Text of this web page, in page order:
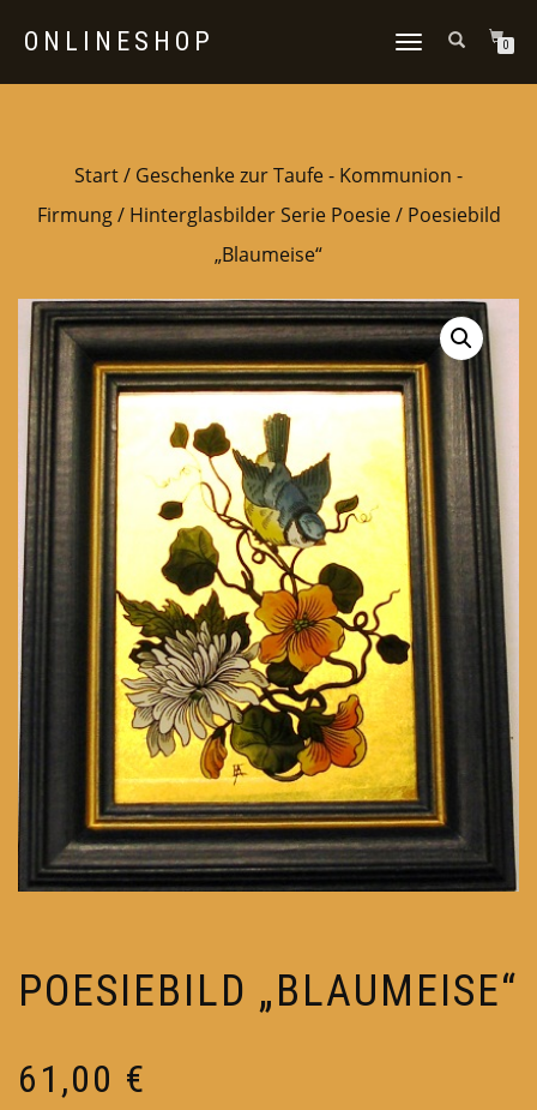
ONLINESHOP
NAVIGATION
0
Start/ Geschenke zur Taufe - Kommunion -
Firmung/ Hinterglasbilder Serie Poesie/ Poesiebild
„Blaumeise“
POESIEBILD „BLAUMEISE“
61,00 €